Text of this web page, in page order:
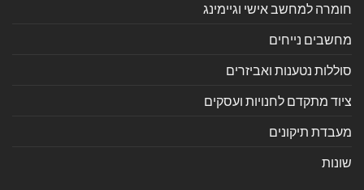
חומרה למחשב אישי וגיימינג
מחשבים נייחים
סוללות נטענות ואביזרים
ציוד מתקדם לחנויות ועסקים
מעבדת תיקונים
שונות